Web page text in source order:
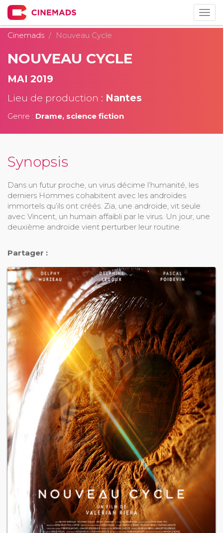
Cinemads
Nouveau Cycle
NOUVEAU CYCLE
MAI 2019
Lieu de production : Nantes
Genre : Drame, science fiction
Synopsis
Dans un futur proche, un virus décime l’humanité, les
derniers Hommes cohabitent avec les androïdes
immortels qu’ils ont créés. Zia, une androïde, vit seule
avec Vincent, un humain affaibli par le virus. Un jour, une
deuxième androïde vient perturber leur routine.
Partager :